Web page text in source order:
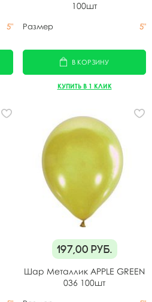
5"
100шт
Размер 5"
В КОРЗИНУ
КУПИТЬ В 1 КЛИК
197,00 руб.
Шар Металлик APPLE GREEN
036 100шт